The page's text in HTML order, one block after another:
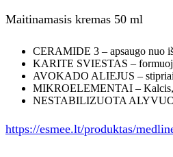
Maitinamasis kremas 50 ml
CERAMIDE 3 – apsaugo nuo
KARITE SVIESTAS –
AVOKADO ALIEJUS – stipriai
MIKROELEMENTAI – Kalcis,
NESTABILIZUOTA
https://esmee.lt/produktas/